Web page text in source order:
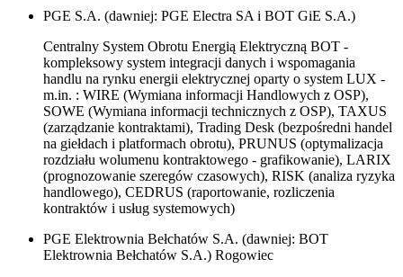
PGE S.A. (dawniej: PGE Electra SA i BOT GiE S.A.)
Centralny System Obrotu Energią Elektryczną BOT -
kompleksowy system integracji danych i wspomagania
handlu na rynku energii elektrycznej oparty o system LUX -
m.in. : WIRE (Wymiana informacji Handlowych z OSP),
SOWE (Wymiana informacji technicznych z OSP), TAXUS
(zarządzanie kontraktami), Trading Desk (bezpośredni handel
na giełdach i platformach obrotu), PRUNUS (optymalizacja
rozdziału wolumenu kontraktowego - grafikowanie), LARIX
(prognozowanie szeregów czasowych), RISK (analiza ryzyka
handlowego), CEDRUS (raportowanie, rozliczenia
kontraktów i usług systemowych)
PGE Elektrownia Bełchatów S.A. (dawniej: BOT
Elektrownia Bełchatów S.A.) Rogowiec